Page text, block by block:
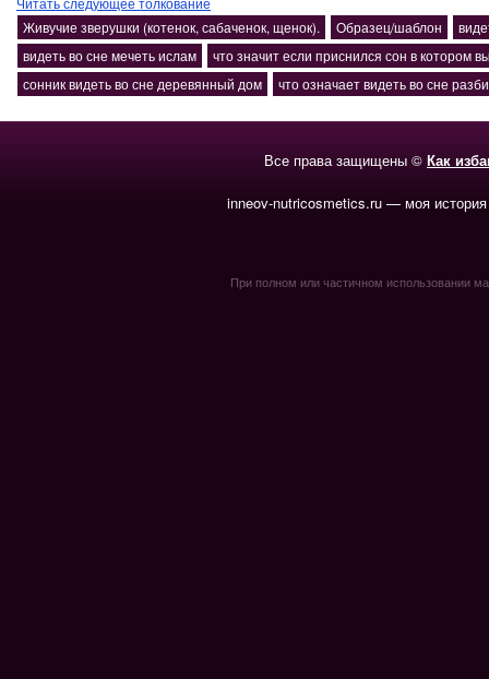
Живучие зверушки (котенок, сабаченок, щенок).
Образец/шаблон
видеть во сне мечеть ислам
что значит если приснился сон в котором
сонник видеть во сне деревянный дом
что означает видеть во сне
Все права защищены © Как
inneov-nutricosmetics.ru — моя
При полном или частичном использовании